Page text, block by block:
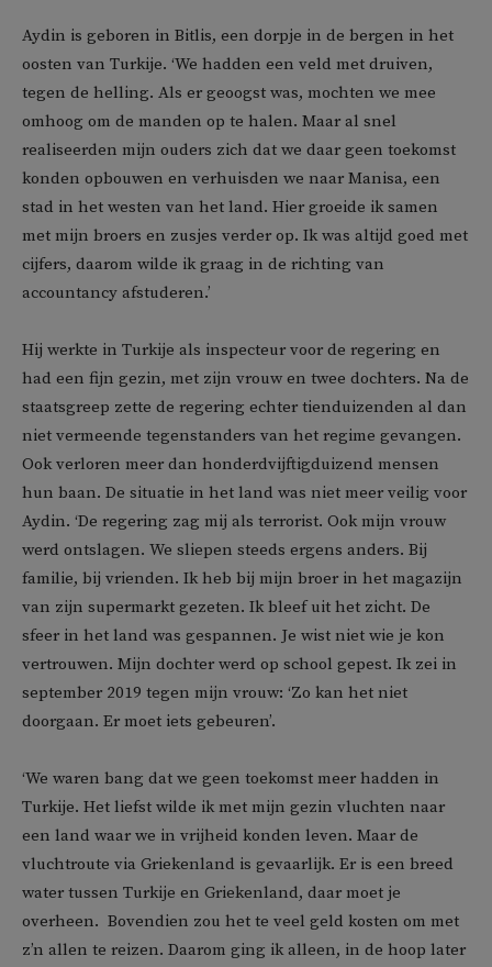
Aydin is geboren in Bitlis, een dorpje in de bergen in het
oosten van Turkije. ‘We hadden een veld met druiven,
tegen de helling. Als er geoogst was, mochten we mee
omhoog om de manden op te halen. Maar al snel
realiseerden mijn ouders zich dat we daar geen toekomst
konden opbouwen en verhuisden we naar Manisa, een
stad in het westen van het land. Hier groeide ik samen
met mijn broers en zusjes verder op. Ik was altijd goed met
cijfers, daarom wilde ik graag in de richting van
accountancy afstuderen.’
Hij werkte in Turkije als inspecteur voor de regering en
had een fijn gezin, met zijn vrouw en twee dochters. Na de
staatsgreep zette de regering echter tienduizenden al dan
niet vermeende tegenstanders van het regime gevangen.
Ook verloren meer dan honderdvijftigduizend mensen
hun baan. De situatie in het land was niet meer veilig voor
Aydin. ‘De regering zag mij als terrorist. Ook mijn vrouw
werd ontslagen. We sliepen steeds ergens anders. Bij
familie, bij vrienden. Ik heb bij mijn broer in het magazijn
van zijn supermarkt gezeten. Ik bleef uit het zicht. De
sfeer in het land was gespannen. Je wist niet wie je kon
vertrouwen. Mijn dochter werd op school gepest. Ik zei in
september 2019 tegen mijn vrouw: ‘Zo kan het niet
doorgaan. Er moet iets gebeuren’.
‘We waren bang dat we geen toekomst meer hadden in
Turkije. Het liefst wilde ik met mijn gezin vluchten naar
een land waar we in vrijheid konden leven. Maar de
vluchtroute via Griekenland is gevaarlijk. Er is een breed
water tussen Turkije en Griekenland, daar moet je
overheen. Bovendien zou het te veel geld kosten om met
z’n allen te reizen. Daarom ging ik alleen, in de hoop later